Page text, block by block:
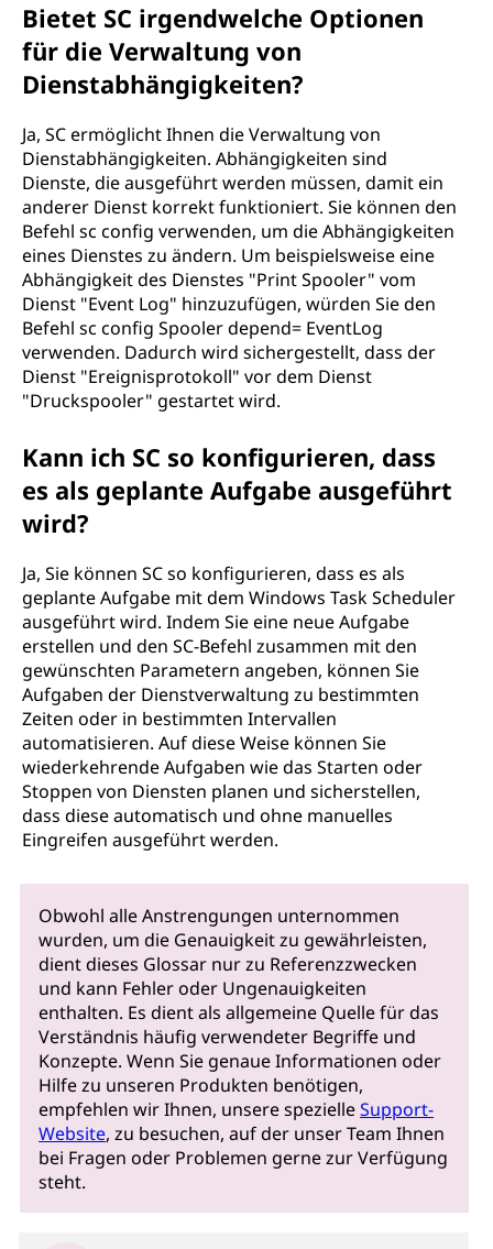
Bietet SC irgendwelche Optionen
für die Verwaltung von
Dienstabhängigkeiten?
Ja, SC ermöglicht Ihnen die Verwaltung von
Dienstabhängigkeiten. Abhängigkeiten sind
Dienste, die ausgeführt werden müssen, damit ein
anderer Dienst korrekt funktioniert. Sie können den
Befehl sc config verwenden, um die Abhängigkeiten
eines Dienstes zu ändern. Um beispielsweise eine
Abhängigkeit des Dienstes "Print Spooler" vom
Dienst "Event Log" hinzuzufügen, würden Sie den
Befehl sc config Spooler depend= EventLog
verwenden. Dadurch wird sichergestellt, dass der
Dienst "Ereignisprotokoll" vor dem Dienst
"Druckspooler" gestartet wird.
Kann ich SC so konfigurieren, dass
es als geplante Aufgabe ausgeführt
wird?
Ja, Sie können SC so konfigurieren, dass es als
geplante Aufgabe mit dem Windows Task Scheduler
ausgeführt wird. Indem Sie eine neue Aufgabe
erstellen und den SC-Befehl zusammen mit den
gewünschten Parametern angeben, können Sie
Aufgaben der Dienstverwaltung zu bestimmten
Zeiten oder in bestimmten Intervallen
automatisieren. Auf diese Weise können Sie
wiederkehrende Aufgaben wie das Starten oder
Stoppen von Diensten planen und sicherstellen,
dass diese automatisch und ohne manuelles
Eingreifen ausgeführt werden.
Obwohl alle Anstrengungen unternommen
wurden, um die Genauigkeit zu gewährleisten,
dient dieses Glossar nur zu Referenzzwecken
und kann Fehler oder Ungenauigkeiten
enthalten. Es dient als allgemeine Quelle für das
Verständnis häufig verwendeter Begriffe und
Konzepte. Wenn Sie genaue Informationen oder
Hilfe zu unseren Produkten benötigen,
empfehlen wir Ihnen, unsere spezielleSupport-
Website, zu besuchen, auf der unser Team Ihnen
bei Fragen oder Problemen gerne zur Verfügung
steht.